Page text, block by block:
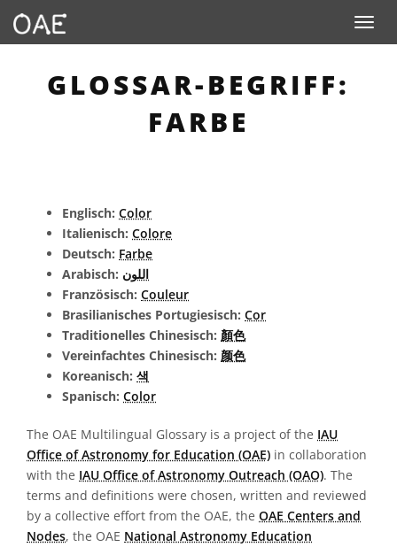
Toggle
GLOSSAR-BEGRIFF:
FARBE
Englisch: Color
Italienisch: Colore
Deutsch: Farbe
Arabisch: اللون
Französisch: Couleur
Brasilianisches Portugiesisch: Cor
Traditionelles Chinesisch: 顏色
Vereinfachtes Chinesisch: 颜色
Koreanisch: 색
Spanisch: Color
The OAE Multilingual Glossary is a project of the IAU
Office of Astronomy for Education (OAE) in collaboration
with the IAU Office of Astronomy Outreach (OAO). The
terms and definitions were chosen, written and reviewed
by a collective effort from the OAE, the OAE Centers and
Nodes, the OAE National Astronomy Education